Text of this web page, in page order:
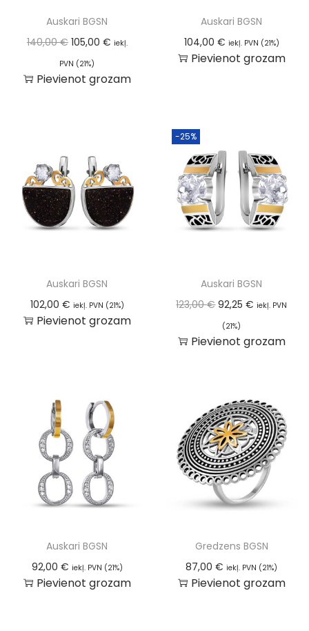
Auskari BGSN
140,00€ 105,00 € iekļ.
PVN (21%)
Pievienot grozam
Auskari BGSN
104,00 € iekļ. PVN (21%)
Pievienot grozam
Auskari BGSN
102,00 € iekļ. PVN (21%)
Pievienot grozam
-25%
Auskari BGSN
123,00€ 92,25€ iekļ. PVN
(21%)
Pievienot grozam
Auskari BGSN
92,00 € iekļ. PVN (21%)
Pievienot grozam
Gredzens BGSN
87,00€ iekļ. PVN (21%)
Pievienot grozam